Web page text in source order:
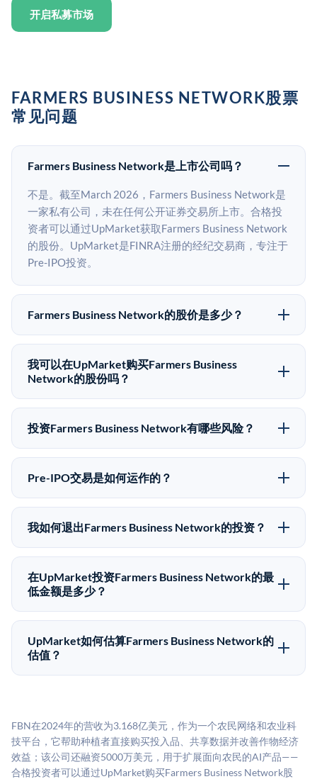
开启私募市场
FARMERS BUSINESS NETWORK股票
常见问题
Farmers Business Network是上市公司吗？
不是。截至March 2026，Farmers Business Network是
一家私有公司，未在任何公开证券交易所上市。合格投
资者可以通过UpMarket获取Farmers Business Network
的股份。UpMarket是FINRA注册的经纪交易商，专注于
Pre-IPO投资。
Farmers Business Network的股价是多少？
Farmers Business Network没有公开股价，因为它是一
家私有公司。最近的已知股价来自其最近一轮融资。 二
级市场上的Pre-IPO股价可能因供需和市场条件而与最近
我可以在UpMarket购买Farmers Business
Network的股份吗？
可以。合格投资者可以通过填写本页表单或在
upmarket.co创建账户来表达对Farmers Business
而定，最低投资金额为50,000美元。UpMarket是
FINRA注册的经纪交易商，自2019年以来已经纪超过5
投资Farmers Business Network有哪些风险？
Pre-IPO投资存在重大风险。Farmers Business Network
的股份流动性低，意味着没有公开市场可以快速出售。
性质，投资者应做好可能全部损失的准备。私有公司的
估值在融资轮次之间可能大幅波动。投资者应在投资前
Pre-IPO交易是如何运作的？
在Pre-IPO交易中，合格投资者通过二级市场平台从现有
股东（如员工、早期投资者或其他持有人）处购买股
为FINRA注册的经纪交易商促成这些交易，代表双方处
理合规、文件和结算事宜。
我如何退出Farmers Business Network的投资？
Pre-IPO持股主要有两种退出途径：在二级市场将股份出
售给其他买家，或持有直到公司完成IPO或被收购。两
种途径都受限于转让限制、公司批准（优先购买权）和
做好多年持有的准备。
在UpMarket投资Farmers Business Network的最
低金额是多少？
UpMarket上大多数Pre-IPO产品的最低投资金额为
50,000美元。具体金额可能因产品和股份供应情况而有
所不同。创建 UpMarket账户或浏览可用投资无需任何
UpMarket如何估算Farmers Business Network的
估值？
司可比倍数应用私有公司折扣，以反映流动性不足和信
息不对称。此估值不构成投资建议，可能与实际交易价
格存在重大差异。
FBN在2024年的营收为3.168亿美元，作为一个农民网络和农业科
技平台，它帮助种植者直接购买投入品、共享数据并改善作物经济
效益；该公司还融资5000万美元，用于扩展面向农民的AI产品——
合格投资者可以通过UpMarket购买Farmers Business Network股